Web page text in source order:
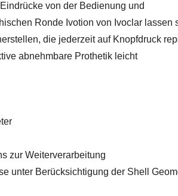
von der Bedienung und
Ronde Ivotion von Ivoclar lassen
die jederzeit auf Knopfdruck
abnehmbare Prothetik leicht
zur Weiterverarbeitung
unter Berücksichtigung der Shell